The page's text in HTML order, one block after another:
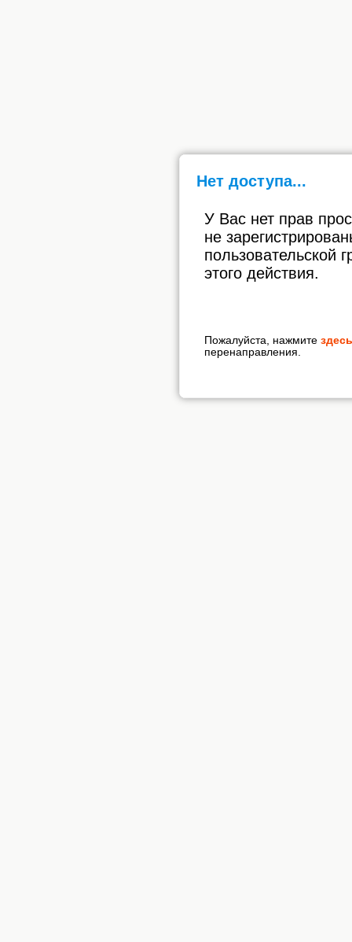
Нет доступа...
У Вас нет прав
не
пользовательской
этого действия.
Пожалуйста, нажмите здесь
перенаправления.